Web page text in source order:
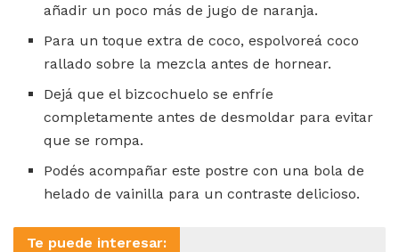
añadir un poco más de jugo de naranja.
Para un toque extra de coco, espolvoreá coco
rallado sobre la mezcla antes de hornear.
Dejá que el bizcochuelo se enfríe
completamente antes de desmoldar para evitar
que se rompa.
Podés acompañar este postre con una bola de
helado de vainilla para un contraste delicioso.
Te puede interesar: